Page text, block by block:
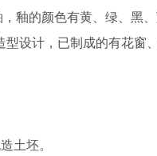
釉的颜色有黄、绿、黑
设计，已制成的有花窗
土坯。